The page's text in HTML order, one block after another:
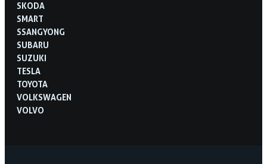
SKODA
SMART
SSANGYONG
SUBARU
SUZUKI
TESLA
TOYOTA
VOLKSWAGEN
VOLVO